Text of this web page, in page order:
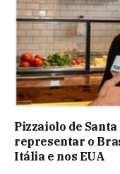
Pizzaiolo de
representar o
Itália e nos EUA